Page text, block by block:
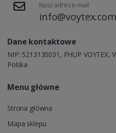
Nasz adres e-mail
Dane kontaktowe
NIP: 5213130031, PHUP VOYTEX,
Polska
Menu główne
Strona główna
Mapa sklepu